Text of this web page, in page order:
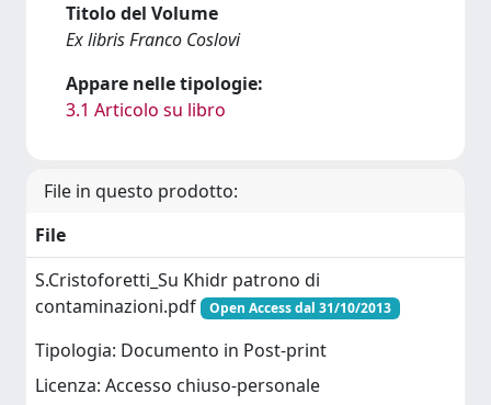
Titolo del Volume
Ex libris Franco Coslovi
Appare nelle tipologie:
3.1 Articolo su libro
File in questo prodotto:
File
S.Cristoforetti_Su Khidr patrono di
contaminazioni.pdf
Open Access dal 31/10/2013
Tipologia: Documento in Post-print
Licenza: Accesso chiuso-personale